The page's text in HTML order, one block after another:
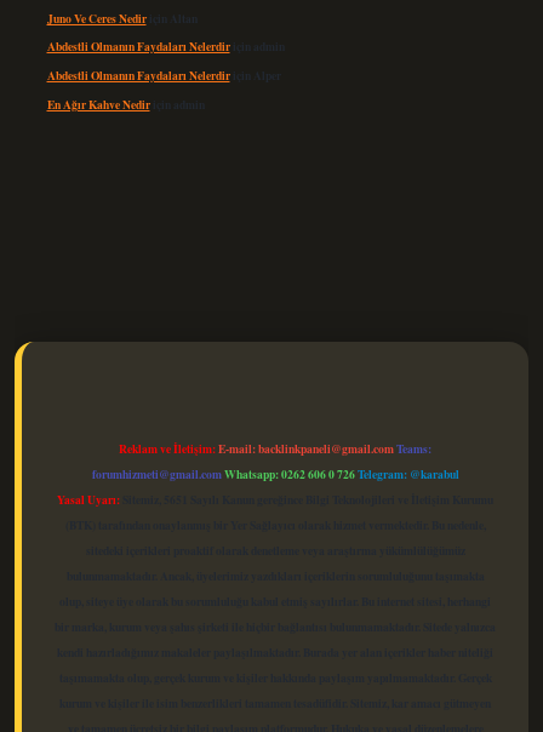
Juno Ve Ceres Nediriçin Altan
Abdestli Olmanın Faydaları Nelerdiriçin admin
Abdestli Olmanın Faydaları Nelerdiriçin Alper
En Ağır Kahve Nediriçin admin
Reklam ve İletişim:E-mail:backlinkpaneli@gmail.comTeams:
forumhizmeti@gmail.comWhatsapp: 0262 606 0 726Telegram: @karabul
Yasal Uyarı: